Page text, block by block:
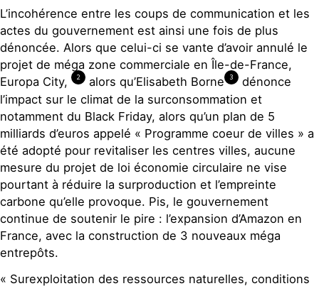
L’incohérence entre les coups de communication et les
actes du gouvernement est ainsi une fois de plus
dénoncée. Alors que celui-ci se vante d’avoir annulé le
projet de méga zone commerciale en Île-de-France,
Europa City,
2 alors qu’Elisabeth Borne 3
dénonce
l’impact sur le climat de la surconsommation et
notamment du Black Friday, alors qu’un plan de 5
milliards d’euros appelé « Programme coeur de villes » a
été adopté pour revitaliser les centres villes, aucune
mesure du projet de loi économie circulaire ne vise
pourtant à réduire la surproduction et l’empreinte
carbone qu’elle provoque. Pis, le gouvernement
continue de soutenir le pire : l’expansion d’Amazon en
France, avec la construction de 3 nouveaux méga
entrepôts.
« Surexploitation des ressources naturelles, conditions